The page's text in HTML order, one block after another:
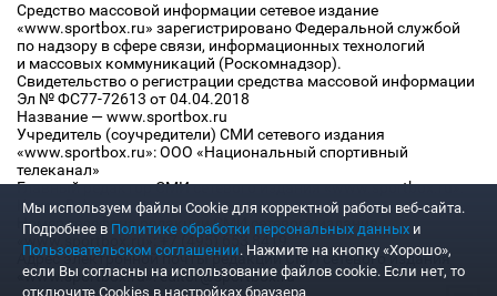
Средство массовой информации сетевое издание
«www.sportbox.ru» зарегистрировано Федеральной службой
по надзору в сфере связи, информационных технологий
и массовых коммуникаций (Роскомнадзор).
Свидетельство о регистрации средства массовой информации
Эл № ФС77-72613 от 04.04.2018
Название — www.sportbox.ru
Учредитель (соучредители) СМИ сетевого издания
«www.sportbox.ru»: ООО «Национальный спортивный
телеканал»
Главный редактор СМИ сетевого издания «www.sportbox.ru»:
Конов В.А.
Номер телефона редакции СМИ сетевого издания
«www.sportbox.ru»: +7 (495) 653 8419
Адрес электронной почты редакции СМИ сетевого издания
«www.sportbox.ru»: editor@sportbox.ru
Мы используем файлы Сookie для корректной работы веб-сайта.
Подробнее в Политике обработки персональных данных и
Пользовательском соглашении. Нажмите на кнопку «Хорошо»,
если Вы согласны на использование файлов cookie. Если нет, то
отключите Cookies в настройках браузера